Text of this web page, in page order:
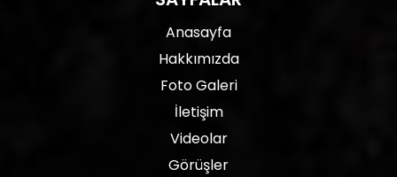
Anasayfa
Hakkımızda
Foto Galeri
İletişim
Videolar
Görüşler